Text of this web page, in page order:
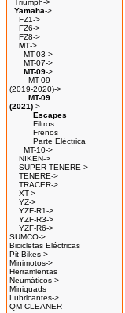
Triumph->
Yamaha->
FZ1->
FZ6->
FZ8->
MT->
MT-03->
MT-07->
MT-09->
MT-09
(2019-2020)->
MT-09
(2021)->
Escapes
Filtros
Frenos
Parte Eléctrica
MT-10->
NIKEN->
SUPER TENERE->
TENERE->
TRACER->
XT->
YZ->
YZF-R1->
YZF-R3->
YZF-R6->
SUMCO->
Bicicletas Eléctricas
Pit Bikes->
Minimotos->
Herramientas
Neumáticos->
Miniquads
Lubricantes->
QM CLEANER